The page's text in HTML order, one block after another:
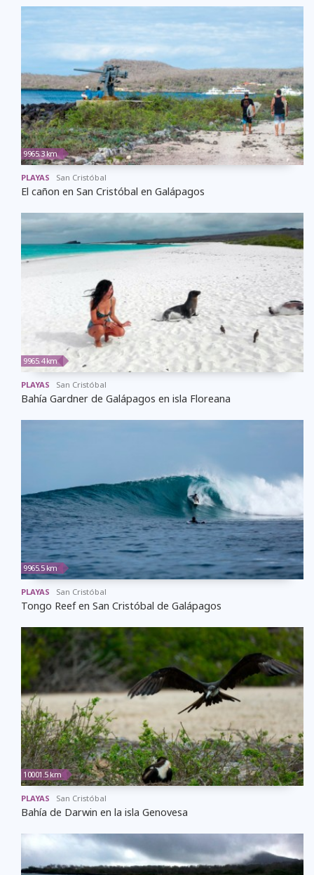
9965.3 km
PLAYAS San Cristóbal
El cañon en San Cristóbal en Galápagos
9965.4 km
PLAYAS San Cristóbal
Bahía Gardner de Galápagos en isla Floreana
9965.5 km
PLAYAS San Cristóbal
Tongo Reef en San Cristóbal de Galápagos
10001.5 km
PLAYAS San Cristóbal
Bahía de Darwin en la isla Genovesa